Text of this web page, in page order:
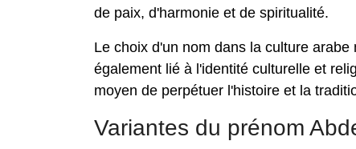
de paix, d'harmonie et de spiritualité.
Le choix d'un nom dans la culture
également lié à l'identité culturelle et
moyen de perpétuer l'histoire et la
Variantes du prénom